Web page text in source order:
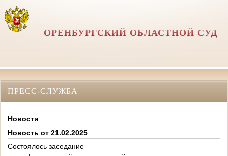
ОРЕНБУРГСКИЙ ОБЛАСТНОЙ СУД
ПРЕСС-СЛУЖБА
Новости
Новость от 21.02.2025
Состоялось заседание